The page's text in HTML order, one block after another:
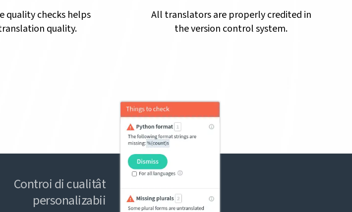
quality checks helps
quality.
All translators are properly credited in
the version control system.
Controi di cualitât
personalizabii